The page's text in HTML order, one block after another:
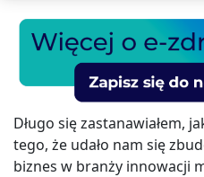
Długo się zastanawiałem,
tego, że udało nam się
biznes w branży innowacji
Pamiętaj, że wyrażenie zgody
możesz w każdej chwili cofnąć,
przetwarzanie Twoich danych
chcesz dowiedzieć się więcej
szczegółową - możesz tego
zaawansowanych”.
Więcej informacji na temat
na naszych stronach znajdziesz